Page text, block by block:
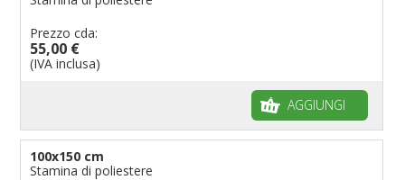
Prezzo cda:
55,00 €
(IVA inclusa)
AGGIUNGI
100x150 cm
Stamina di poliestere